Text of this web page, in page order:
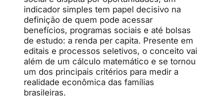
indicador simples tem papel decisivo na
definição de quem pode acessar
benefícios, programas sociais e até bolsas
de estudo: a renda per capita. Presente em
editais e processos seletivos, o conceito vai
além de um cálculo matemático e se tornou
um dos principais critérios para medir a
realidade econômica das famílias
brasileiras.